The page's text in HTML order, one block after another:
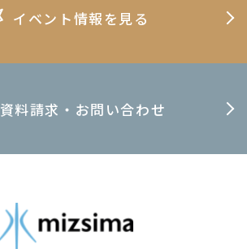
イベント情報を見る
資料請求・お問い合わせ